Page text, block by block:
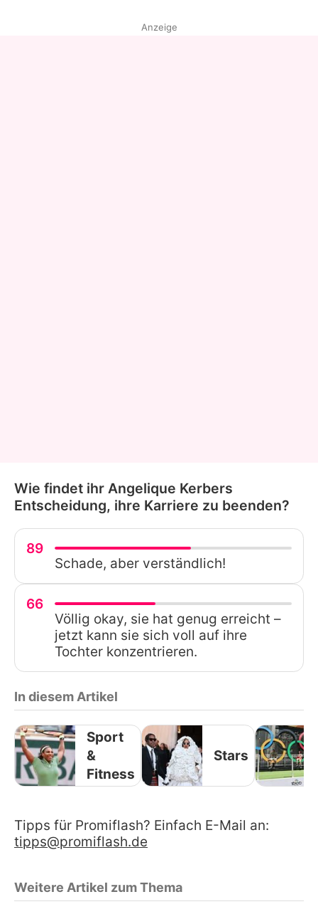
Anzeige
Wie findet ihr Angelique Kerbers
Entscheidung, ihre Karriere zu beenden?
89
Schade, aber verständlich!
66
Völlig okay, sie hat genug erreicht –
jetzt kann sie sich voll auf ihre
Tochter konzentrieren.
In diesem Artikel
Sport
&
Fitness
Stars
Tipps für Promiflash? Einfach E-Mail an:
tipps@promiflash.de
Weitere Artikel zum Thema